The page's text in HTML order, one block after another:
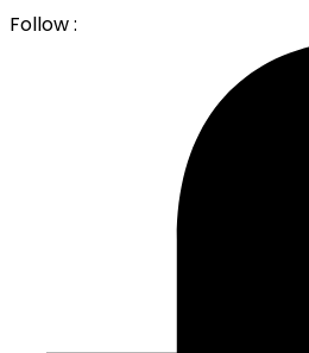
Follow :